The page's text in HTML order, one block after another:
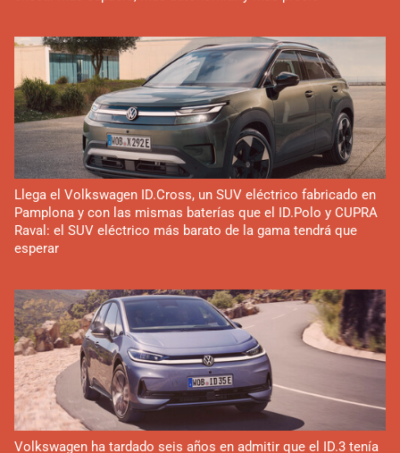
Llega el Volkswagen ID.Cross, un SUV eléctrico fabricado en
Pamplona y con las mismas baterías que el ID.Polo y CUPRA
Raval: el SUV eléctrico más barato de la gama tendrá que
esperar
Volkswagen ha tardado seis años en admitir que el ID.3 tenía